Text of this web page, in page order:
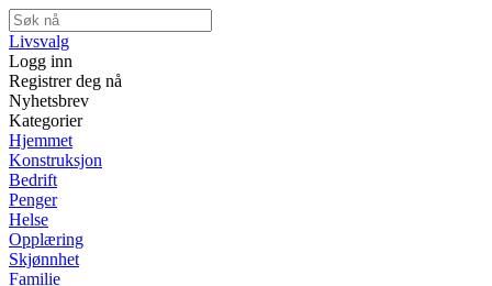
Livsvalg
Logg inn
Registrer deg nå
Nyhetsbrev
Kategorier
Hjemmet
Konstruksjon
Bedrift
Penger
Helse
Opplæring
Skjønnhet
Familie